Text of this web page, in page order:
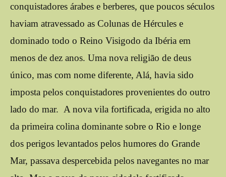
conquistadores árabes e berberes, que poucos séculos
haviam atravessado as Colunas de Hércules e
dominado todo o Reino Visigodo da Ibéria em
menos de dez anos. Uma nova religião de deus
único, mas com nome diferente, Alá, havia sido
imposta pelos conquistadores provenientes do outro
lado do mar. A nova vila fortificada, erigida no alto
da primeira colina dominante sobre o Rio e longe
dos perigos levantados pelos humores do Grande
Mar, passava despercebida pelos navegantes no mar